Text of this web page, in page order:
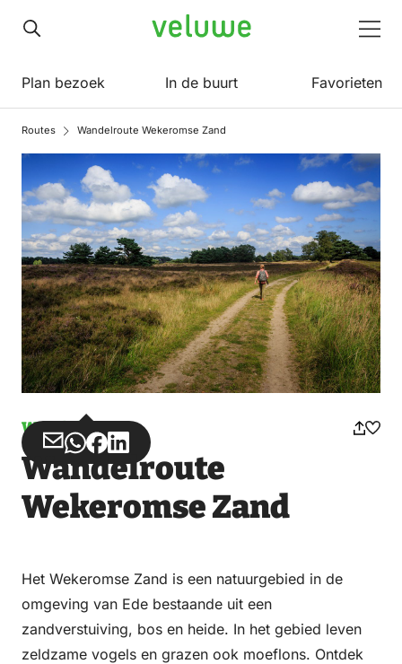
Veluwe
Plan bezoek In de buurt Favorieten
Routes Wandelroute Wekeromse Zand
Wandelen
Deel
via
Email
Deel
via
WhatsApp
Deel
op
Deel
op
Wandelroute
Wekeromse Zand
Het Wekeromse Zand is een natuurgebied in de
omgeving van Ede bestaande uit een
zandverstuiving, bos en heide. In het gebied leven
zeldzame vogels en grazen ook moeflons. Ontdek